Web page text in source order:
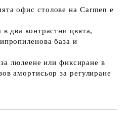
офис столове на Carmenе
два контрастни цвята,
база и
люлеене или фиксиране в
амортисьор за регулиране